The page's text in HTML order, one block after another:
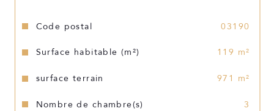
praticité et sécurité.
moments en famille, les repas en plein air.
À venir visiter rapidement !
Code postal 03190
Surface habitable (m²) 119 m²
surface terrain 971 m²
Nombre de chambre(s) 3